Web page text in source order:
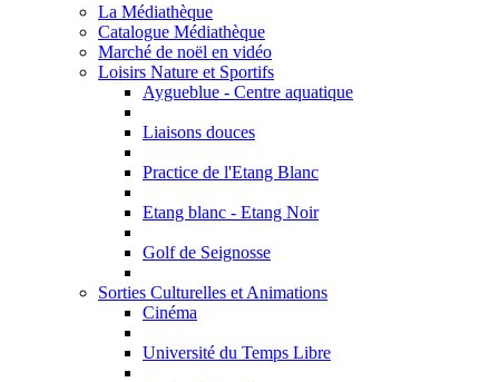
La Médiathèque
Catalogue Médiathèque
Marché de noël en vidéo
Loisirs Nature et Sportifs
Aygueblue - Centre aquatique
Liaisons douces
Practice de l'Etang Blanc
Etang blanc - Etang Noir
Golf de Seignosse
Sorties Culturelles et Animations
Cinéma
Université du Temps Libre